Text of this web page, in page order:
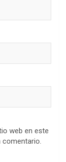
web en este
comentario.